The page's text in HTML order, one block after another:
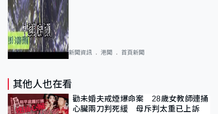
新聞資訊 港聞 首頁新聞
其他人也在看
勸未婚夫戒煙爆命案 28歲女教師連捅
心臟兩刀判死緩 母斥判太重已上訴